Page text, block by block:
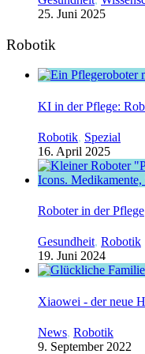
25. Juni 2025
Robotik
KI in der Pflege:
Robotik, Spezial
16. April 2025
Roboter in der Pflege
Gesundheit, Robotik
19. Juni 2024
Xiaowei - der neue
News, Robotik
9. September 2022